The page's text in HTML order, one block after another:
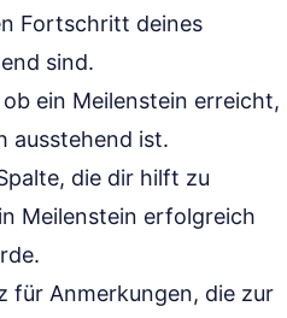
Fortschritt deines
sind.
ein Meilenstein erreicht,
ausstehend ist.
die dir hilft zu
Meilenstein erfolgreich
für Anmerkungen, die zur